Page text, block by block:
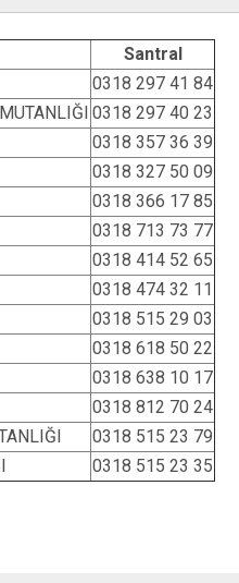
Santral
0318 297 41 84
0318 297 40 23
0318 357 36 39
0318 327 50 09
0318 366 17 85
0318 713 73 77
0318 414 52 65
0318 474 32 11
0318 515 29 03
0318 618 50 22
0318 638 10 17
0318 812 70 24
0318 515 23 79
0318 515 23 35